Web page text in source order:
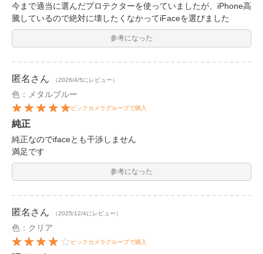
今まで適当に選んだプロテクターを使っていましたが、iPhone高
騰しているので絶対に壊したくなかってiFaceを選びました
参考になった
匿名 さん （2026/4/5にレビュー）
色：メタルブルー
ビックカメラグループで購入
純正
純正なのでifaceとも干渉しません
満足です
参考になった
匿名 さん （2025/12/4にレビュー）
色：クリア
ビックカメラグループで購入